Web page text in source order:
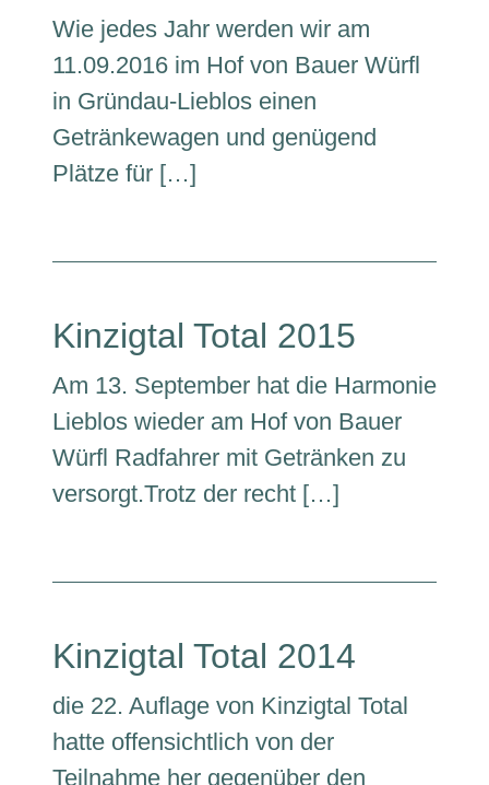
Wie jedes Jahr werden wir am
11.09.2016 im Hof von Bauer Würfl
in Gründau-Lieblos einen
Getränkewagen und genügend
Plätze für […]
Kinzigtal Total 2015
Am 13. September hat die Harmonie
Lieblos wieder am Hof von Bauer
Würfl Radfahrer mit Getränken zu
versorgt.Trotz der recht […]
Kinzigtal Total 2014
die 22. Auflage von Kinzigtal Total
hatte offensichtlich von der
Teilnahme her gegenüber den